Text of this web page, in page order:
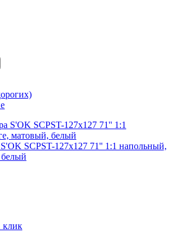
SCPST-127x127 71'' 1:1 напольный,
клик